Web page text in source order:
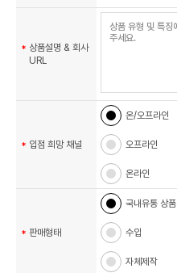
상품설명 & 회사
URL
입점 희망 채널
온/오프라인
오프라인
온라인
판매형태
국내유통 상품
수입
자체제작